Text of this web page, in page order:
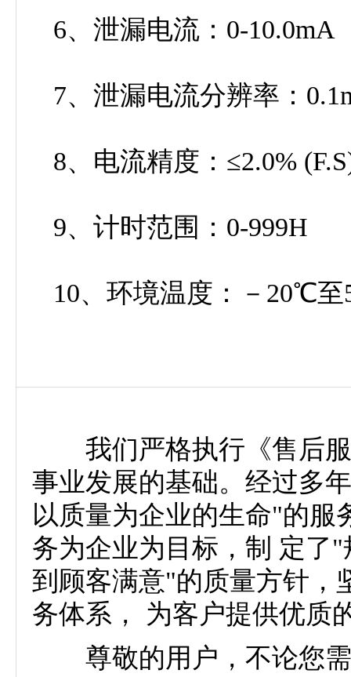
6、泄漏电流：0-10.0mA
7、泄漏电流分辨率：
8、电流精度：≤2.0%
9、计时范围：0-999H
10、环境温度：－20℃
我们严格执行《售后服
事业发展的基础。经过多
以质量为企业的生命"的服
务为企业为目标，制 定了
到顾客满意"的质量方针，
务体系， 为客户提供优质
尊敬的用户，不论您需